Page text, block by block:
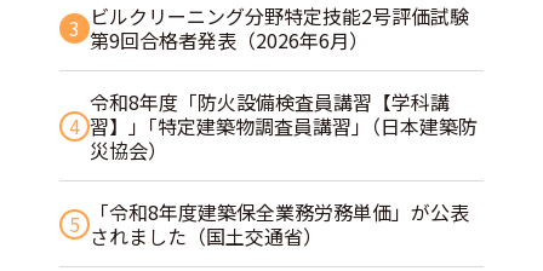
3 ビルクリーニング分野特定技能2号評価試験
第9回合格者発表（2026年6月）
4
令和8年度「防火設備検査員講習【学科講
習】」｢特定建築物調査員講習｣（日本建築防
災協会）
5
「令和8年度建築保全業務労務単価」が公表
されました（国土交通省）